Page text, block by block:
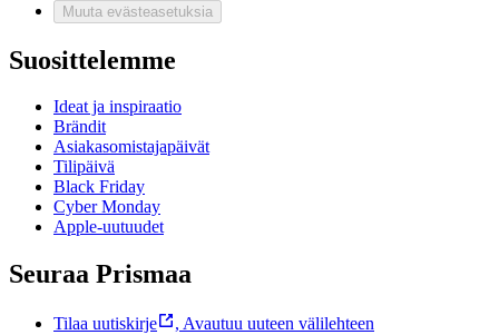
Muuta evästeasetuksia
Suosittelemme
Ideat ja inspiraatio
Brändit
Asiakasomistajapäivät
Tilipäivä
Black Friday
Cyber Monday
Apple-uutuudet
Seuraa Prismaa
Tilaa uutiskirje , Avautuu uuteen välilehteen